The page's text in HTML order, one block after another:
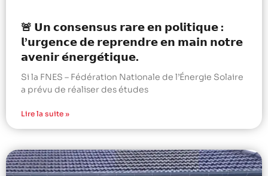
🚨 𝗨𝗻 𝗰𝗼𝗻𝘀𝗲𝗻𝘀𝘂𝘀 𝗿𝗮𝗿𝗲 𝗲𝗻 𝗽𝗼𝗹𝗶𝘁𝗶𝗾𝘂𝗲 :
𝗹’𝘂𝗿𝗴𝗲𝗻𝗰𝗲 𝗱𝗲 𝗿𝗲𝗽𝗿𝗲𝗻𝗱𝗿𝗲 𝗲𝗻 𝗺𝗮𝗶𝗻 𝗻𝗼𝘁𝗿𝗲
𝗮𝘃𝗲𝗻𝗶𝗿 𝗲́𝗻𝗲𝗿𝗴𝗲́𝘁𝗶𝗾𝘂𝗲.
Si la FNES – Fédération Nationale de l’Énergie Solaire
a prévu de réaliser des études
Lire la suite »